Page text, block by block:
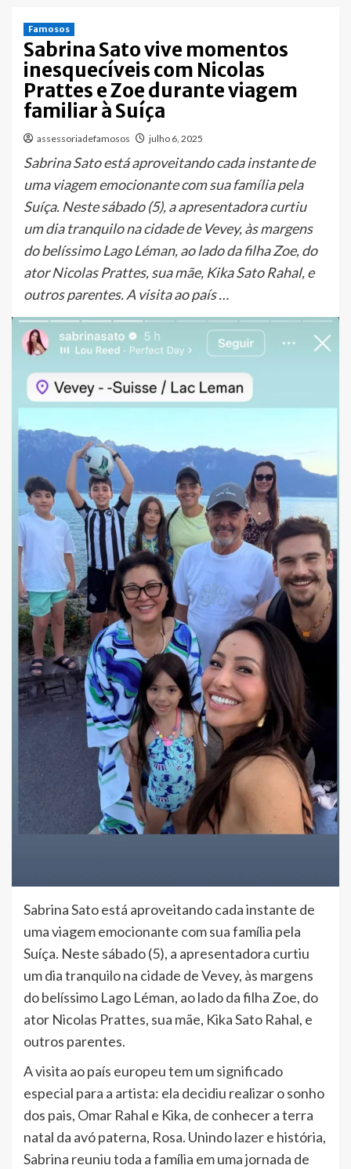
Famosos
Sabrina Sato vive momentos
inesquecíveis com Nicolas
Prattes e Zoe durante viagem
familiar à Suíça
assessoriadefamosos julho 6, 2025
Sabrina Sato está aproveitando cada instante de
uma viagem emocionante com sua família pela
Suíça. Neste sábado (5), a apresentadora curtiu
um dia tranquilo na cidade de Vevey, às margens
do belíssimo Lago Léman, ao lado da filha Zoe, do
ator Nicolas Prattes, sua mãe, Kika Sato Rahal, e
outros parentes. A visita ao país …
Sabrina Sato está aproveitando cada instante de
uma viagem emocionante com sua família pela
Suíça. Neste sábado (5), a apresentadora curtiu
um dia tranquilo na cidade de Vevey, às margens
do belíssimo Lago Léman, ao lado da filha Zoe, do
ator Nicolas Prattes, sua mãe, Kika Sato Rahal, e
outros parentes.
A visita ao país europeu tem um significado
especial para a artista: ela decidiu realizar o sonho
dos pais, Omar Rahal e Kika, de conhecer a terra
natal da avó paterna, Rosa. Unindo lazer e história,
Sabrina reuniu toda a família em uma jornada de